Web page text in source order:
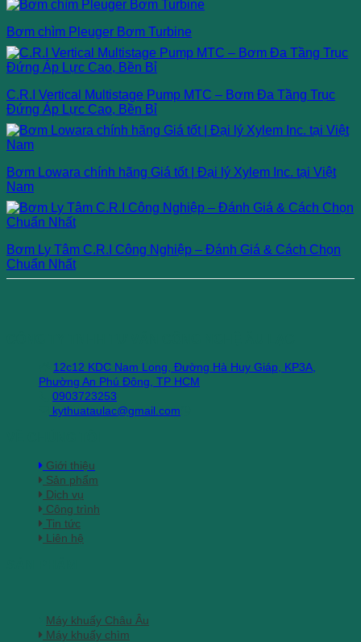
Bơm chìm Pleuger Bơm Turbine
C.R.I Vertical Multistage Pump MTC – Bơm Đa Tầng Trục
Đứng Áp Lực Cao, Bền Bỉ
Bơm Lowara chính hãng Giá tốt | Đại lý Xylem Inc. tại Việt
Nam
Bơm Ly Tâm C.R.I Công Nghiệp – Đánh Giá & Cách Chọn
Chuẩn Nhất
12c12 KDC Nam Long, Đường Hà Huy Giáp, KP3A,
Phường An Phú Đông, TP HCM
0903723253
kythuataulac@gmail.com
Giới thiệu
Sản phẩm
Dịch vụ
Công trình
Tin tức
Liên hệ
Máy khuấy Châu Âu
Máy khuấy chìm